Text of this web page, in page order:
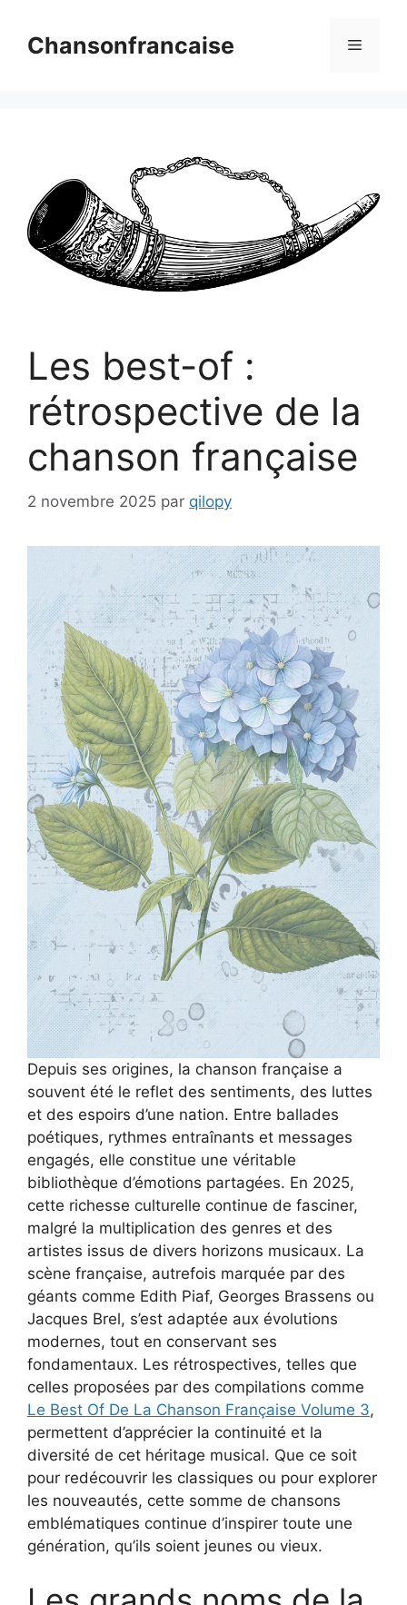
contenuChansonfrancaise Menu
Les best-of :
rétrospective de la
chanson française
2 novembre 2025 par qilopy
Depuis ses origines, la chanson française a
souvent été le reflet des sentiments, des luttes
et des espoirs d’une nation. Entre ballades
poétiques, rythmes entraînants et messages
engagés, elle constitue une véritable
bibliothèque d’émotions partagées. En 2025,
cette richesse culturelle continue de fasciner,
malgré la multiplication des genres et des
artistes issus de divers horizons musicaux. La
scène française, autrefois marquée par des
géants comme Edith Piaf, Georges Brassens ou
Jacques Brel, s’est adaptée aux évolutions
modernes, tout en conservant ses
fondamentaux. Les rétrospectives, telles que
celles proposées par des compilations comme
Le Best Of De La Chanson Française Volume 3,
permettent d’apprécier la continuité et la
diversité de cet héritage musical. Que ce soit
pour redécouvrir les classiques ou pour explorer
les nouveautés, cette somme de chansons
emblématiques continue d’inspirer toute une
génération, qu’ils soient jeunes ou vieux.